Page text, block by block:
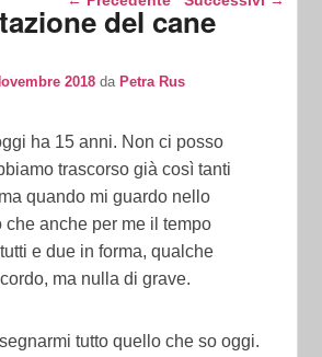
del cane
2018 daPetra Rus
ha 15 anni. Non ci posso
trascorso già così tanti
quando mi guardo nello
che anche per me il tempo
e due in forma, qualche
ma nulla di grave.
tutto quello che so oggi.